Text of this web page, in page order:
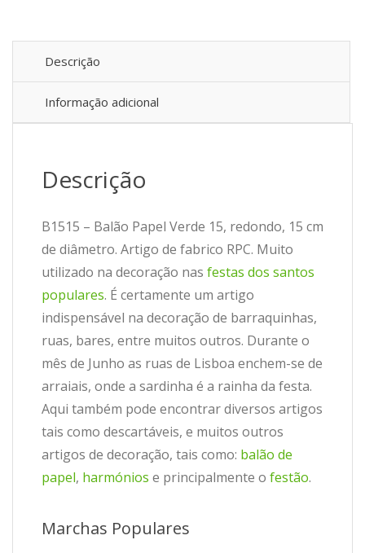
Descrição
Informação adicional
Descrição
B1515 – Balão Papel Verde 15, redondo, 15 cm
de diâmetro. Artigo de fabrico RPC. Muito
utilizado na decoração nas festas dos santos
populares. É certamente um artigo
indispensável na decoração de barraquinhas,
ruas, bares, entre muitos outros. Durante o
mês de Junho as ruas de Lisboa enchem-se de
arraiais, onde a sardinha é a rainha da festa.
Aqui também pode encontrar diversos artigos
tais como descartáveis, e muitos outros
artigos de decoração, tais como: balão de
papel, harmónios e principalmente o festão.
Marchas Populares